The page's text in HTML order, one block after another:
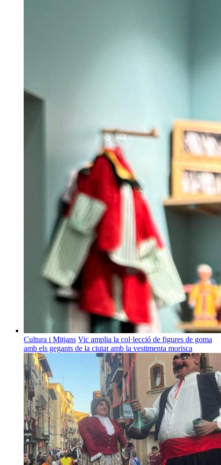
Cultura i Mitjans Vic amplia la col·lecció de figures de goma
amb els gegants de la ciutat amb la vestimenta morisca